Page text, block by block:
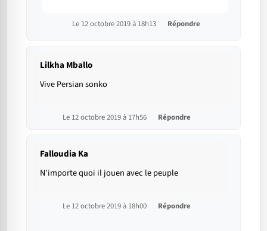
Le 12 octobre 2019 à 18h13 Répondre
Lilkha Mballo
Vive Persian sonko
Le 12 octobre 2019 à 17h56 Répondre
Falloudia Ka
N’importe quoi il jouen avec le peuple
Le 12 octobre 2019 à 18h00 Répondre